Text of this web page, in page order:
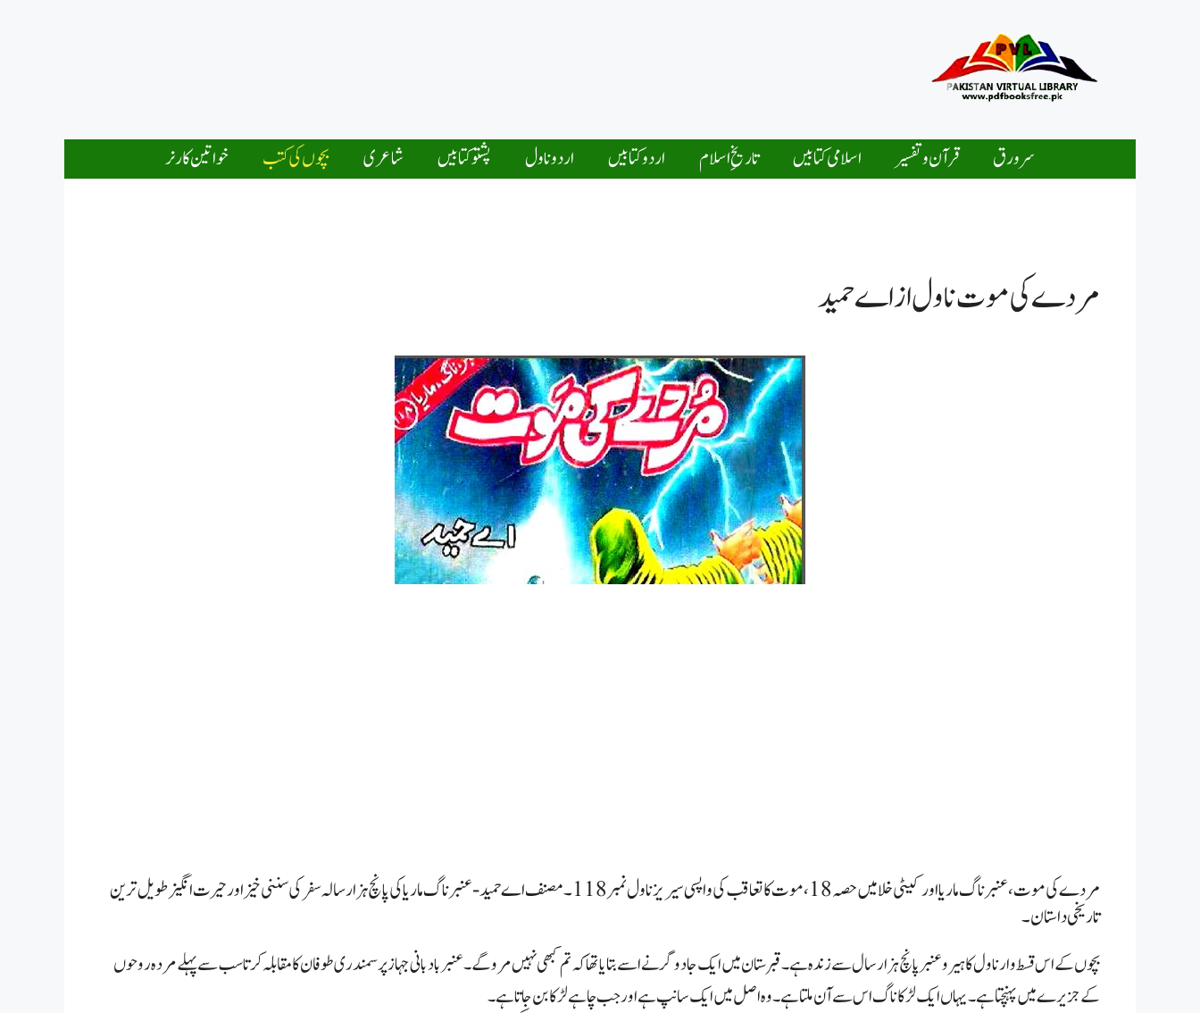
سرورق قرآن و تفسیر اسلامی کتابیں تاریخِ اسلام اردو کتابیں اردو ناول پشتو کتابیں شاعری بچوں کی کتب خواتین کارنر
مردے کی موت ناول از اے حمید
مردے کی موت،عنبر ناگ ماریا اور کیٹی خلا میں حصہ 18، موت کا تعاقب کی واپسی سیریز ناول نمبر118۔ مصنف اے حمید- عنبر ناگ ماریا کی پانچ ہزار سالہ سفر کی سننی خیز اور حیرت انگیز طویل ترین
تاریخی داستان۔
بچوں کے اس قسط وار ناول کا ہیرو عنبر پانچ ہزار سال سے زندہ ہے۔ قبرستان میں ایک جادوگر نے اسے بتایا تھا کہ تم کبھی نہیں مروگے۔ عنبر بادبانی جہاز پر سمندری طوفان کا مقابلہ کرتا سب سے پہلےمردہ روحوں
کے جزیرے میں پہنچتا ہے۔ یہاں ایک لڑکا ناگ اس سے آن ملتا ہے۔ وہ اصل میں ایک سانپ ہے اور جب چاہے لڑکا بن جاتا ہے۔